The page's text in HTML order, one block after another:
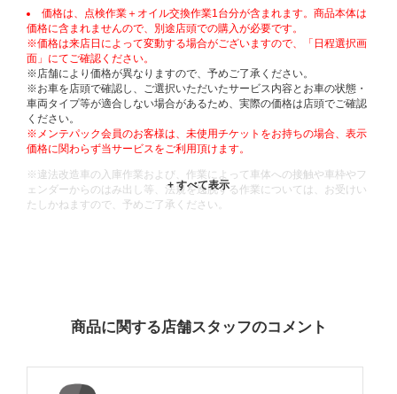
価格は、点検作業＋オイル交換作業1台分が含まれます。商品本体は
価格に含まれませんので、別途店頭での購入が必要です。
※価格は来店日によって変動する場合がございますので、「日程選択画
面」にてご確認ください。
※店舗により価格が異なりますので、予めご了承ください。
※お車を店頭で確認し、ご選択いただいたサービス内容とお車の状態・
車両タイプ等が適合しない場合があるため、実際の価格は店頭でご確認
ください。
※メンテパック会員のお客様は、未使用チケットをお持ちの場合、表示
価格に関わらず当サービスをご利用頂けます。
※違法改造車の入庫作業および、作業によって車体への接触や車枠やフ
ェンダーからのはみ出し等、法規を逸脱する作業については、お受けい
たしかねますので、予めご了承ください。
商品に関する店舗スタッフのコメント